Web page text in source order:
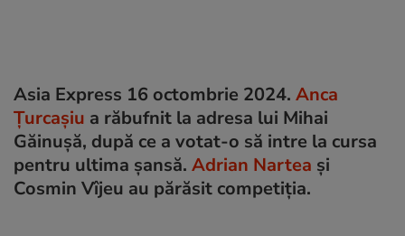
Asia Express 16 octombrie 2024. Anca
Țurcașiu a răbufnit la adresa lui Mihai
Găinușă, după ce a votat-o să intre la cursa
pentru ultima șansă. Adrian Nartea și
Cosmin Vîjeu au părăsit competiția.